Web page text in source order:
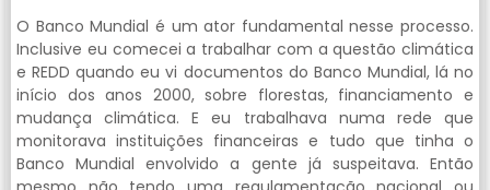
O Banco Mundial é um ator fundamental nesse processo.
Inclusive eu comecei a trabalhar com a questão climática
e REDD quando eu vi documentos do Banco Mundial, lá no
início dos anos 2000, sobre florestas, financiamento e
mudança climática. E eu trabalhava numa rede que
monitorava instituições financeiras e tudo que tinha o
Banco Mundial envolvido a gente já suspeitava. Então